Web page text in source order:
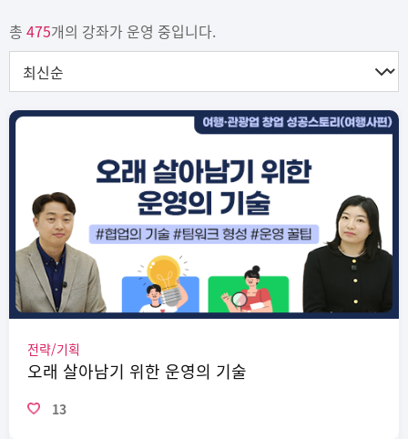
총 475개의 강좌가 운영 중입니다.
전략/기획
오래 살아남기 위한 운영의 기술
13